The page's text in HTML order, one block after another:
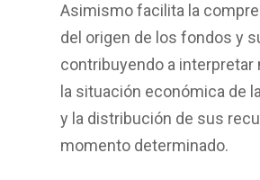
Asimismo facilita la
del origen de los fondos y
contribuyendo a interpretar
la situación económica de
y la distribución de sus
momento determinado.